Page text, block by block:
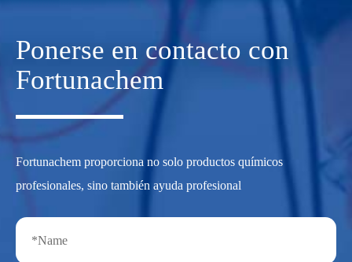
Ponerse en contacto con
Fortunachem
Fortunachem proporciona no solo productos químicos
profesionales, sino también ayuda profesional